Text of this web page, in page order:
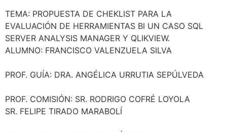
TEMA: PROPUESTA DE CHEKLIST PARA LA
EVALUACIÓN DE HERRAMIENTAS BI UN CASO SQL
SERVER ANALYSIS MANAGER Y QLIKVIEW.
ALUMNO: FRANCISCO VALENZUELA SILVA
PROF. GUÍA: DRA. ANGÉLICA URRUTIA SEPÚLVEDA
PROF. COMISIÓN: SR. RODRIGO COFRÉ LOYOLA
SR. FELIPE TIRADO MARABOLÍ